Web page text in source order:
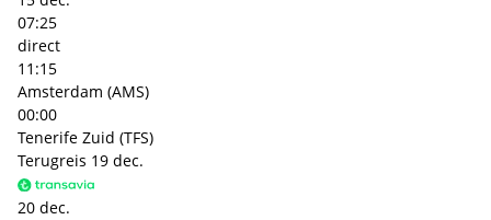
07:25
direct
11:15
Amsterdam (AMS)
00:00
Tenerife Zuid (TFS)
Terugreis 19 dec.
20 dec.